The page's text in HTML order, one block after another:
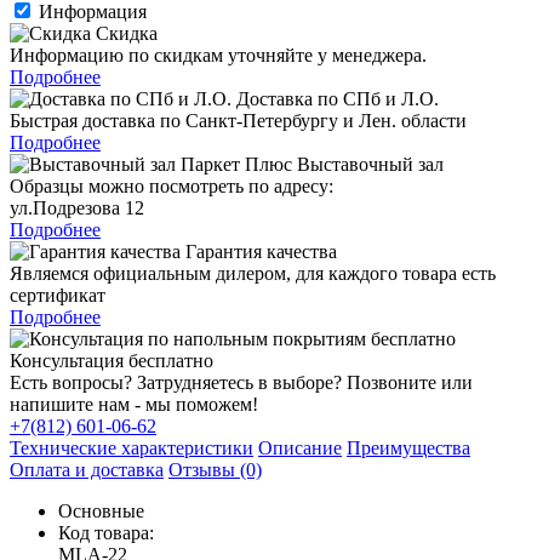
Информация
Скидка
Информацию по скидкам уточняйте у менеджера.
Подробнее
Доставка по СПб и Л.О.
Быстрая доставка по Санкт-Петербургу и Лен. области
Подробнее
Выставочный зал
Образцы можно посмотреть по адресу:
ул.Подрезова 12
Подробнее
Гарантия качества
Являемся официальным дилером, для каждого товара есть
сертификат
Подробнее
Консультация бесплатно
Есть вопросы? Затрудняетесь в выборе? Позвоните или
напишите нам - мы поможем!
+7(812) 601-06-62
Технические характеристики Описание Преимущества
Оплата и доставка Отзывы (0)
Основные
Код товара:
MLA-22